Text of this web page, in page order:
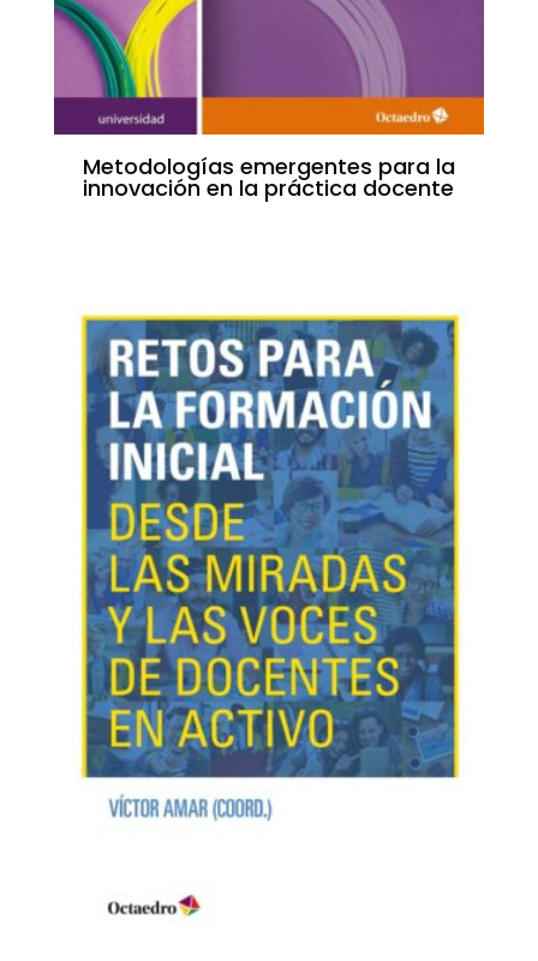
Metodologías emergentes para la
innovación en la práctica docente